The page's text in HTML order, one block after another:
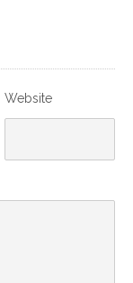
Website